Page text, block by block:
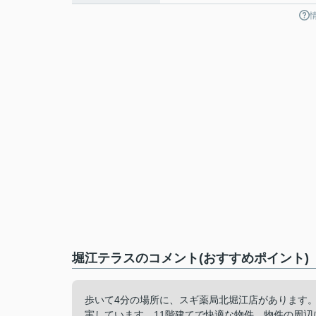
堀江テラスのコメント(おすすめポイント)
歩いて4分の場所に、スギ薬局北堀江店があります